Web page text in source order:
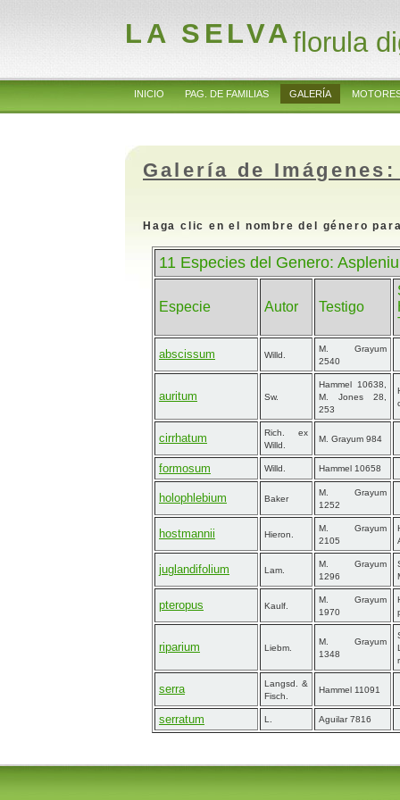
LA SELVAflorula
INICIO PAG. DE FAMILIAS GALERÍA
Galería de
Haga clic en el nombre del género
11 Especies del Genero:
Especie Autor Testigo
abscissum Willd.
M. Grayum
2540
auritum Sw.
Hammel 10638,
M. Jones 28,
253
cirrhatum
Rich. ex
Willd.
M. Grayum 984
formosum Willd. Hammel 10658
holophlebium Baker
M. Grayum
1252
hostmannii Hieron.
M. Grayum
2105
juglandifolium Lam.
M. Grayum
1296
pteropus Kaulf.
M. Grayum
1970
riparium Liebm.
M. Grayum
1348
serra
Langsd. &
Fisch.
Hammel 11091
serratum L. Aguilar 7816